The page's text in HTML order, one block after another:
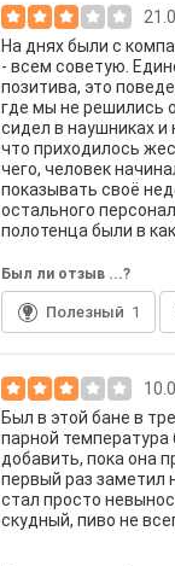
На днях были с
- всем советую.
позитива, это
где мы не решились
сидел в наушниках и
что приходилось
чего, человек
показывать своё
остального
полотенца были в
Был ли отзыв ...?
Полезный 1
Был в этой бане в
парной
добавить, пока она
первый раз заметил
стал просто
скудный, пиво не